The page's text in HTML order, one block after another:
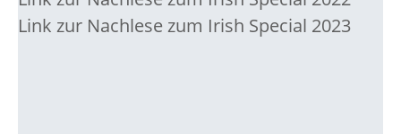
Link zur Nachlese zum Irish Special 2023